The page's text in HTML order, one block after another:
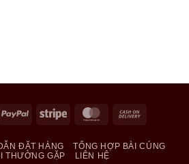
PayPal Stripe MasterCard
Delivery
ĐẶT HÀNG
TỔNG HỢP BÀI CÚNG
THƯỜNG GẶP
LIÊN HỆ